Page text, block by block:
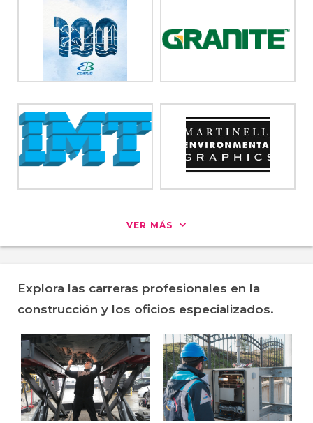
VER MÁS
Explora las carreras profesionales en la
construcción y los oficios especializados.